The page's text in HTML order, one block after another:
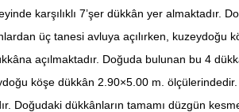
karşılıklı 7’şer dükkân yer almaktadır.
üç tanesi avluya açılırken, kuzeydoğu
açılmaktadır. Doğuda bulunan bu 4
köşe dükkân 2.90×5.00 m. ölçülerindedir.
Doğudaki dükkânların tamamı düzgün